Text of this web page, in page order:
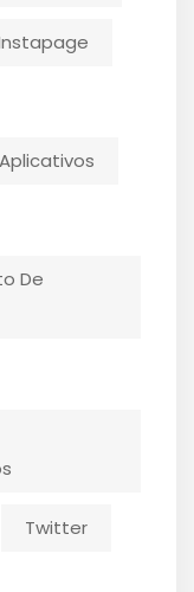
De
Twitter